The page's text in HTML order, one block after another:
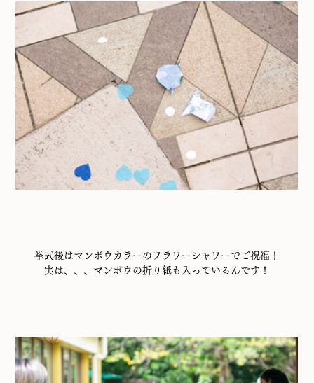
挙式後はマンボウカラーのフラワーシャワーでご祝福！
実は、、、マンボウの折り紙も入っているんです！